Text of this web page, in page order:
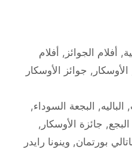
, أفلام الجوائز , أفلام
الأوسكار , جوائز الأوسكار
, الباليه, البجعة السوداء,
, جائزة الأوسكار ,
بورتمان, وينونا رايدر